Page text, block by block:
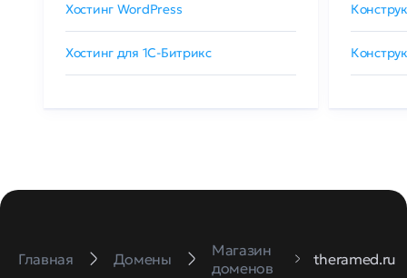
Хостинг WordPress
Хостинг для 1C-Битрикс
Главная Домены
Магазин
доменов
theramed.ru